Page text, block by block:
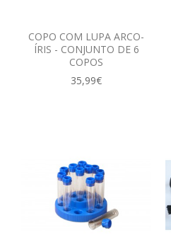
COPO COM LUPA ARCO-
ÍRIS - CONJUNTO DE 6
COPOS
35,99€